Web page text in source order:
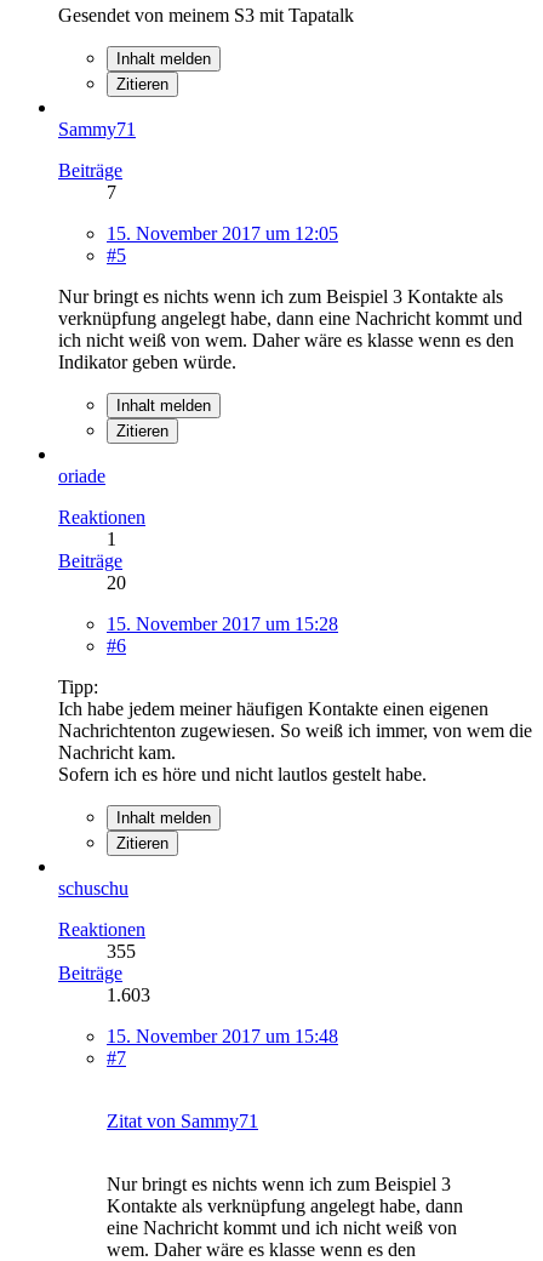
Gesendet von meinem S3 mit Tapatalk
Inhalt melden
Zitieren
Sammy71
Beiträge
7
15. November 2017 um 12:05
#5
Nur bringt es nichts wenn ich zum Beispiel 3 Kontakte als
verknüpfung angelegt habe, dann eine Nachricht kommt und
ich nicht weiß von wem. Daher wäre es klasse wenn es den
Indikator geben würde.
Inhalt melden
Zitieren
oriade
Reaktionen
1
Beiträge
20
15. November 2017 um 15:28
#6
Tipp:
Ich habe jedem meiner häufigen Kontakte einen eigenen
Nachrichtenton zugewiesen. So weiß ich immer, von wem die
Nachricht kam.
Sofern ich es höre und nicht lautlos gestelt habe.
Inhalt melden
Zitieren
schuschu
Reaktionen
355
Beiträge
1.603
15. November 2017 um 15:48
#7
Zitat von Sammy71
Nur bringt es nichts wenn ich zum Beispiel 3
Kontakte als verknüpfung angelegt habe, dann
eine Nachricht kommt und ich nicht weiß von
wem. Daher wäre es klasse wenn es den